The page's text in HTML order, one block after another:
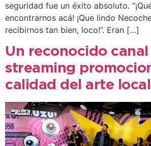
seguridad fue un éxito absoluto.
encontrarnos acá! ¡Que lindo
recibirnos tan bien, loco!”. Eran […]
Un reconocido canal
streaming
calidad del arte local